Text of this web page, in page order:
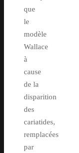
que
le
modèle
Wallace
à
cause
de la
disparition
des
cariatides,
remplacées
par